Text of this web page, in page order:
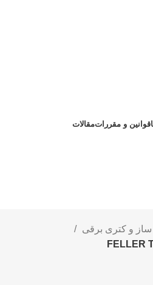
قوانین و مقرراتمقالات
و کتری برقی